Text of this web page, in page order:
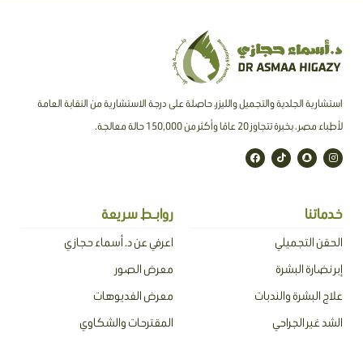
استشارية الجلدية والتجميل والليزر، حاصلة على درجة الاستشارية من النقابة العامة
لأطباء مصر ، بخبرة تتجاوز 20 عامًا وأكثر من 150,000 حالة معالجة.
I
n
s
a
S
n
a
a
t
T
i
k
F
a
c
خدماتنا
الحقن التجميلي
إبر نضارة البشرة
علاج البشرة والندبات
الشد غير الجراحي
روابـط سريعة
اعرفي عن د. أسماء حجازي
معرض الصور
معرض الفديوهات
المقترحات والشكاوي